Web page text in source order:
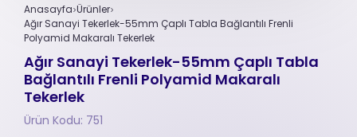
Anasayfa Ürünler
Ağır Sanayi Tekerlek-55mm Çaplı Tabla Bağlantılı Frenli
Polyamid Makaralı Tekerlek
Ağır Sanayi Tekerlek-55mm Çaplı Tabla
Bağlantılı Frenli Polyamid Makaralı
Tekerlek
Ürün Kodu: 751